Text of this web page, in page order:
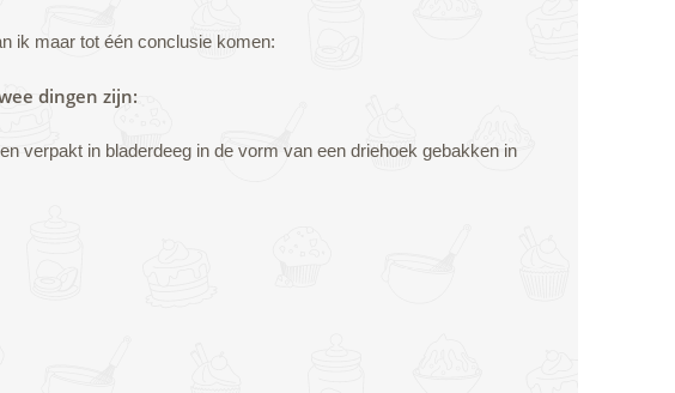
ik maar tot één conclusie komen:
dingen zijn:
verpakt in bladerdeeg in de vorm van een driehoek gebakken in